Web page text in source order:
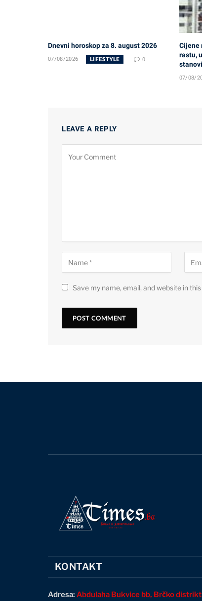
Dnevni horoskop za 8. august 2026
07/08/2026 LIFESTYLE 0
Cijene
rastu,
07/08/
LEAVE A REPLY
Save my name, email, and website in
KONTAKT
Adresa: Abdulaha Bukvice bb, Brčko